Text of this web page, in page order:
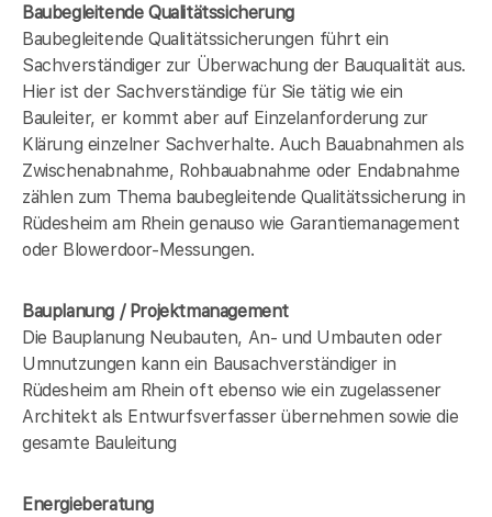
Baubegleitende Qualitätssicherung
Baubegleitende Qualitätssicherungen führt ein
Sachverständiger zur Überwachung der Bauqualität aus.
Hier ist der Sachverständige für Sie tätig wie ein
Bauleiter, er kommt aber auf Einzelanforderung zur
Klärung einzelner Sachverhalte. Auch Bauabnahmen als
Zwischenabnahme, Rohbauabnahme oder Endabnahme
zählen zum Thema baubegleitende Qualitätssicherung in
Rüdesheim am Rhein genauso wie Garantiemanagement
oder Blowerdoor-Messungen.
Bauplanung / Projektmanagement
Die Bauplanung Neubauten, An- und Umbauten oder
Umnutzungen kann ein Bausachverständiger in
Rüdesheim am Rhein oft ebenso wie ein zugelassener
Architekt als Entwurfsverfasser übernehmen sowie die
gesamte Bauleitung
Energieberatung